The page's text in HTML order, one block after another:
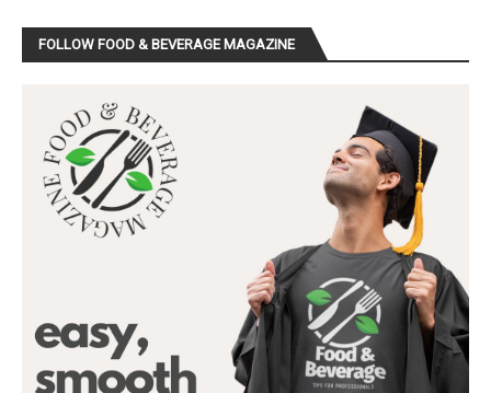
FOLLOW FOOD & BEVERAGE MAGAZINE